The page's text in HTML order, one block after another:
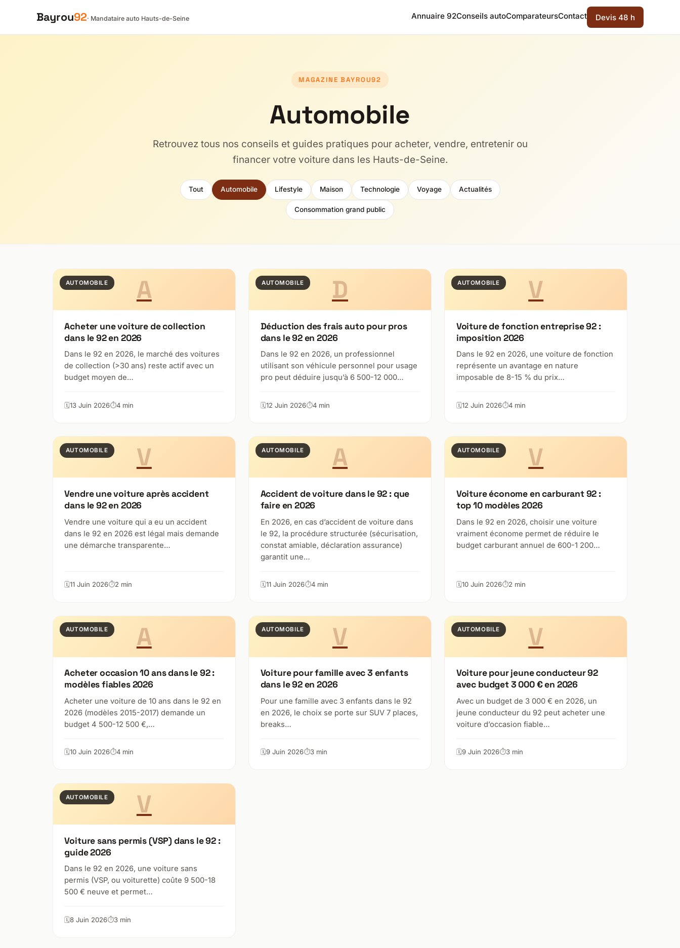
Bayrou92· Mandataire auto Hauts-de-Seine Annuaire 92Conseils autoComparateursContact Devis 48 h
MAGAZINE BAYROU92
Automobile
Retrouvez tous nos conseils et guides pratiques pour acheter, vendre, entretenir ou
financer votre voiture dans les Hauts-de-Seine.
Tout Automobile Lifestyle Maison Technologie Voyage Actualités
Consommation grand public
A
AUTOMOBILE
Acheter une voiture de collection
dans le 92 en 2026
Dans le 92 en 2026, le marché des voitures
de collection (>30 ans) reste actif avec un
budget moyen de…
13 Juin 2026 4 min
D
AUTOMOBILE
Déduction des frais auto pour pros
dans le 92 en 2026
Dans le 92 en 2026, un professionnel
utilisant son véhicule personnel pour usage
pro peut déduire jusqu’à 6 500-12 000…
12 Juin 2026 4 min
V
AUTOMOBILE
Voiture de fonction entreprise 92 :
imposition 2026
Dans le 92 en 2026, une voiture de fonction
représente un avantage en nature
imposable de 8-15 % du prix…
12 Juin 2026 4 min
V
AUTOMOBILE
Vendre une voiture après accident
dans le 92 en 2026
Vendre une voiture qui a eu un accident
dans le 92 en 2026 est légal mais demande
une démarche transparente…
11 Juin 2026 2 min
A
AUTOMOBILE
Accident de voiture dans le 92 : que
faire en 2026
En 2026, en cas d’accident de voiture dans
le 92, la procédure structurée (sécurisation,
constat amiable, déclaration assurance)
garantit une…
11 Juin 2026 4 min
V
AUTOMOBILE
Voiture économe en carburant 92 :
top 10 modèles 2026
Dans le 92 en 2026, choisir une voiture
vraiment économe permet de réduire le
budget carburant annuel de 600-1 200…
10 Juin 2026 2 min
A
AUTOMOBILE
Acheter occasion 10 ans dans le 92 :
modèles fiables 2026
Acheter une voiture de 10 ans dans le 92 en
2026 (modèles 2015-2017) demande un
budget 4 500-12 500 €,…
10 Juin 2026 4 min
V
AUTOMOBILE
Voiture pour famille avec 3 enfants
dans le 92 en 2026
Pour une famille avec 3 enfants dans le 92
en 2026, le choix se porte sur SUV 7 places,
breaks…
9 Juin 2026 3 min
V
AUTOMOBILE
Voiture pour jeune conducteur 92
avec budget 3 000 € en 2026
Avec un budget de 3 000 € en 2026, un
jeune conducteur du 92 peut acheter une
voiture d’occasion fiable…
9 Juin 2026 3 min
V
AUTOMOBILE
Voiture sans permis (VSP) dans le 92 :
guide 2026
Dans le 92 en 2026, une voiture sans
permis (VSP, ou voiturette) coûte 9 500-18
500 € neuve et permet…
8 Juin 2026 3 min